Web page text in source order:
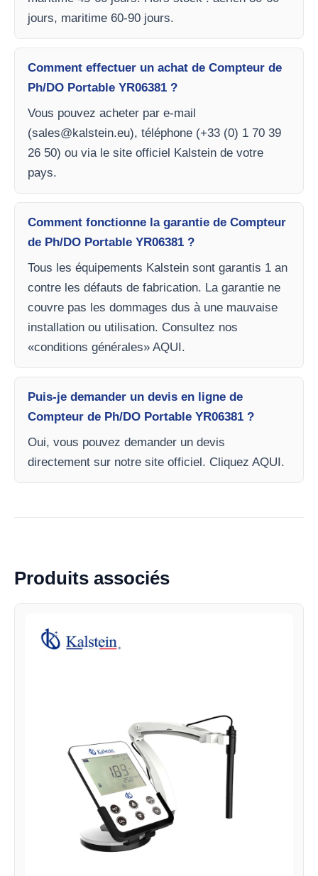
jours, maritime 60-90 jours.
Comment effectuer un achat de Compteur de
Ph/DO Portable YR06381 ?
Vous pouvez acheter par e-mail
(sales@kalstein.eu), téléphone (+33 (0) 1 70 39
26 50) ou via le site officiel Kalstein de votre
pays.
Comment fonctionne la garantie de Compteur
de Ph/DO Portable YR06381 ?
Tous les équipements Kalstein sont garantis 1 an
contre les défauts de fabrication. La garantie ne
couvre pas les dommages dus à une mauvaise
installation ou utilisation. Consultez nos
«conditions générales» AQUI.
Puis-je demander un devis en ligne de
Compteur de Ph/DO Portable YR06381 ?
Oui, vous pouvez demander un devis
directement sur notre site officiel. Cliquez AQUI.
Produits associés